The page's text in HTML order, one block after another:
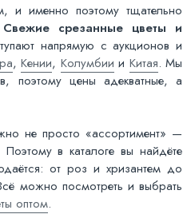
именно поэтому тщательно
Свежие срезанные цветы и
напрямую с аукционов и
, Кении, Колумбии и Китая. Мы
поэтому цены адекватные, а
не просто «ассортимент» —
в каталоге вы найдёте
от роз и хризантем до
можно посмотреть и выбрать
оптом.